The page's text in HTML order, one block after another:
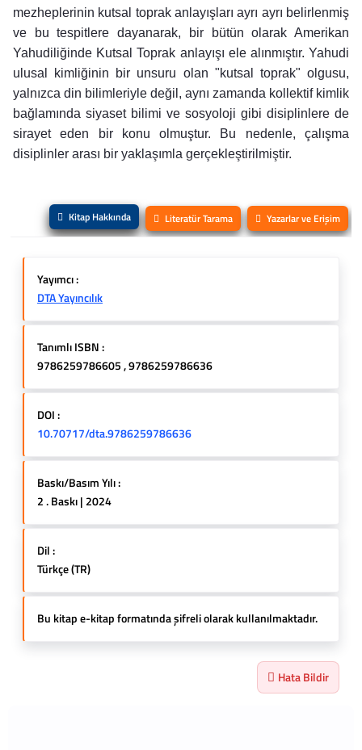
mezheplerinin kutsal toprak anlayışları ayrı ayrı belirlenmiş
ve bu tespitlere dayanarak, bir bütün olarak Amerikan
Yahudiliğinde Kutsal Toprak anlayışı ele alınmıştır. Yahudi
ulusal kimliğinin bir unsuru olan "kutsal toprak" olgusu,
yalnızca din bilimleriyle değil, aynı zamanda kollektif kimlik
bağlamında siyaset bilimi ve sosyoloji gibi disiplinlere de
sirayet eden bir konu olmuştur. Bu nedenle, çalışma
disiplinler arası bir yaklaşımla gerçekleştirilmiştir.
Kitap Hakkında Literatür Tarama Yazarlar ve Erişim
Yayımcı :
DTA Yayıncılık
Tanımlı ISBN :
9786259786605 , 9786259786636
DOI :
10.70717/dta.9786259786636
Baskı/Basım Yılı :
2 . Baskı | 2024
Dil :
Türkçe (TR)
Bu kitap e-kitap formatında şifreli olarak kullanılmaktadır.
Hata Bildir